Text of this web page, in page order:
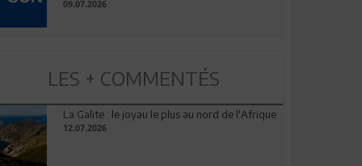
09.07.2026
LES + COMMENTÉS
La Galite : le joyau le plus au nord de l'Afrique
12.07.2026